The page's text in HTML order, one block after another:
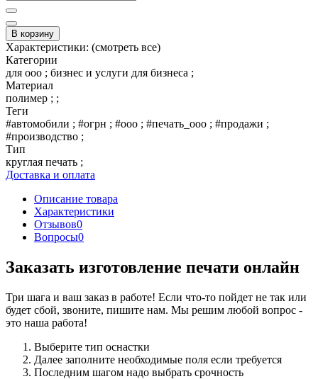
В корзину
Характеристики: (смотреть все)
Категории
для ооо ; бизнес и услуги для бизнеса ;
Материал
полимер ; ;
Теги
#автомобили ; #огрн ; #ооо ; #печать_ооо ; #продажи ;
#производство ;
Тип
круглая печать ;
Доставка и оплата
Описание товара
Характеристики
Отзывов0
Вопросы0
Заказать изготовление печати онлайн
Три шага и ваш заказ в работе! Если что-то пойдет не так или
будет сбой, звоните, пишите нам. Мы решим любой вопрос -
это наша работа!
Выберите тип оснастки
Далее заполните необходимые поля если требуется
Последним шагом надо выбрать срочность